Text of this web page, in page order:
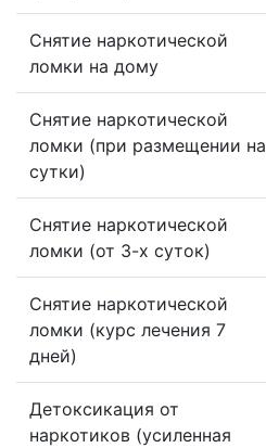
Снятие наркотической
ломки на дому
Снятие наркотической
ломки (при размещении на
сутки)
Снятие наркотической
ломки (от 3-х суток)
Снятие наркотической
ломки (курс лечения 7
дней)
Детоксикация от
наркотиков (усиленная